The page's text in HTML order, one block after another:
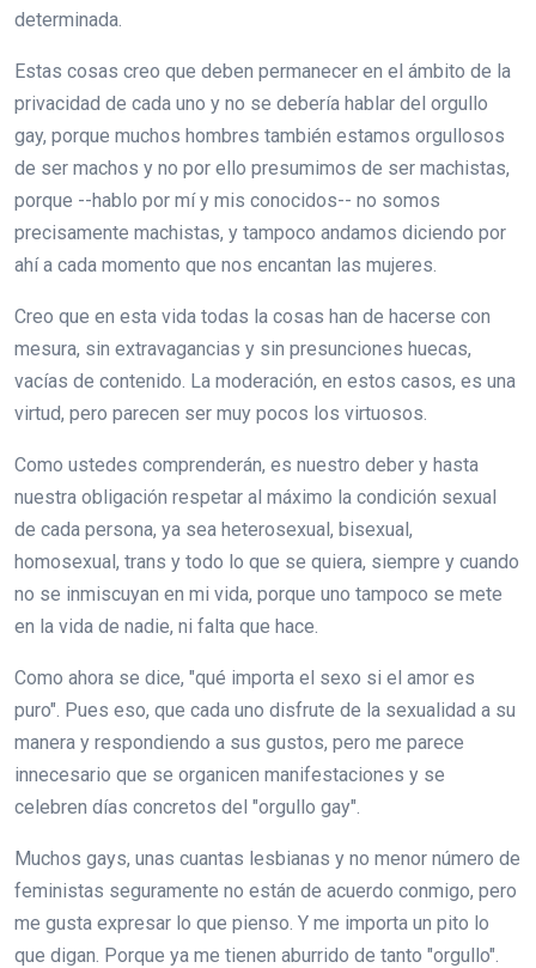
determinada.
Estas cosas creo que deben permanecer en el ámbito de la
privacidad de cada uno y no se debería hablar del orgullo
gay, porque muchos hombres también estamos orgullosos
de ser machos y no por ello presumimos de ser machistas,
porque --hablo por mí y mis conocidos-- no somos
precisamente machistas, y tampoco andamos diciendo por
ahí a cada momento que nos encantan las mujeres.
Creo que en esta vida todas la cosas han de hacerse con
mesura, sin extravagancias y sin presunciones huecas,
vacías de contenido. La moderación, en estos casos, es una
virtud, pero parecen ser muy pocos los virtuosos.
Como ustedes comprenderán, es nuestro deber y hasta
nuestra obligación respetar al máximo la condición sexual
de cada persona, ya sea heterosexual, bisexual,
homosexual, trans y todo lo que se quiera, siempre y cuando
no se inmiscuyan en mi vida, porque uno tampoco se mete
en la vida de nadie, ni falta que hace.
Como ahora se dice, "qué importa el sexo si el amor es
puro". Pues eso, que cada uno disfrute de la sexualidad a su
manera y respondiendo a sus gustos, pero me parece
innecesario que se organicen manifestaciones y se
celebren días concretos del "orgullo gay".
Muchos gays, unas cuantas lesbianas y no menor número de
feministas seguramente no están de acuerdo conmigo, pero
me gusta expresar lo que pienso. Y me importa un pito lo
que digan. Porque ya me tienen aburrido de tanto "orgullo".